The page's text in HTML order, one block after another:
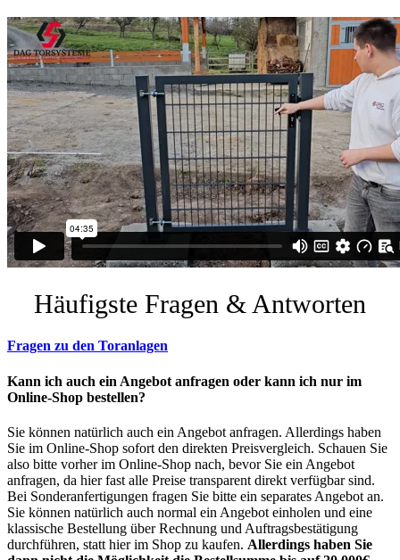
Häufigste Fragen & Antworten
Fragen zu den Toranlagen
Kann ich auch ein Angebot anfragen oder kann ich nur im
Online-Shop bestellen?
Sie können natürlich auch ein Angebot anfragen. Allerdings haben
Sie im Online-Shop sofort den direkten Preisvergleich. Schauen Sie
also bitte vorher im Online-Shop nach, bevor Sie ein Angebot
anfragen, da hier fast alle Preise transparent direkt verfügbar sind.
Bei Sonderanfertigungen fragen Sie bitte ein separates Angebot an.
Sie können natürlich auch normal ein Angebot einholen und eine
klassische Bestellung über Rechnung und Auftragsbestätigung
durchführen, statt hier im Shop zu kaufen. Allerdings haben Sie